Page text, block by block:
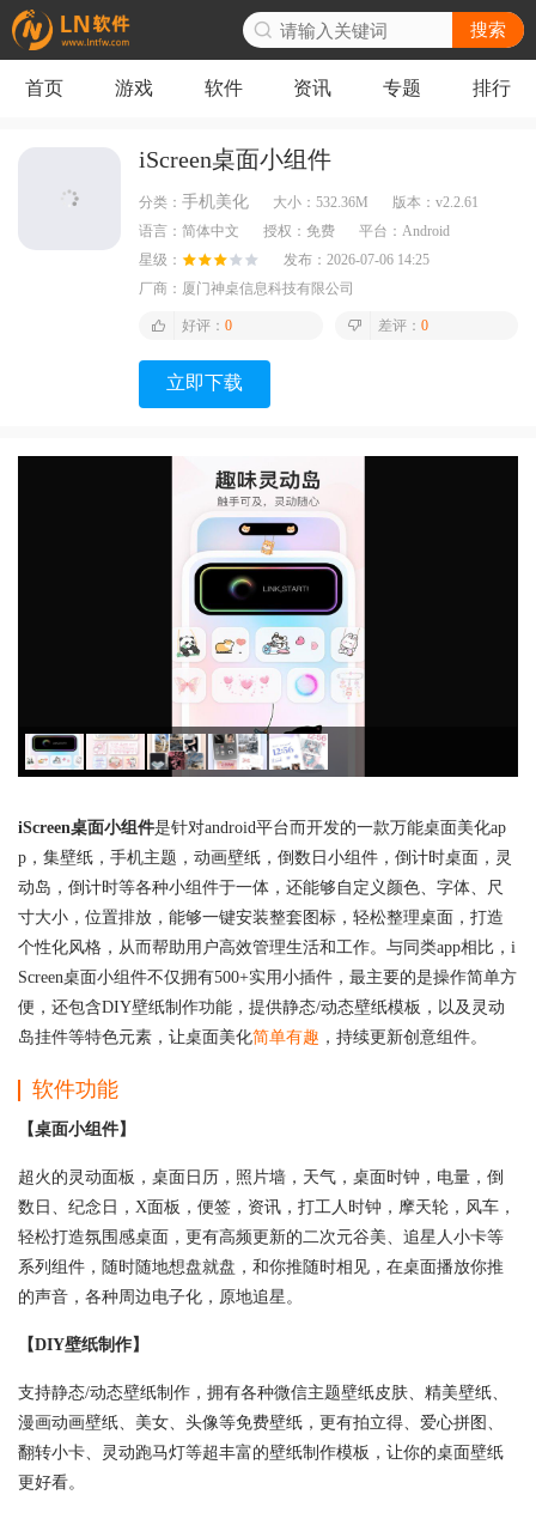
搜索
首页 游戏 软件 资讯 专题 排行
iScreen桌面小组件
分类： 手机美化 大小： 532.36M 版本： v2.2.61
语言： 简体中文 授权： 免费 平台： Android
星级：
发布： 2026-07-06 14:25
厂商： 厦门神桌信息科技有限公司
好评： 0 差评： 0
立即下载
iScreen桌面小组件是针对android平台而开发的一款万能桌面美化ap
p，集壁纸，手机主题，动画壁纸，倒数日小组件，倒计时桌面，灵
动岛，倒计时等各种小组件于一体，还能够自定义颜色、字体、尺
寸大小，位置排放，能够一键安装整套图标，轻松整理桌面，打造
个性化风格，从而帮助用户高效管理生活和工作。与同类app相比，i
Screen桌面小组件不仅拥有500+实用小插件，最主要的是操作简单方
便，还包含DIY壁纸制作功能，提供静态/动态壁纸模板，以及灵动
岛挂件等特色元素，让桌面美化简单有趣 ，持续更新创意组件。
软件功能
【桌面小组件】
超火的灵动面板，桌面日历，照片墙，天气，桌面时钟，电量，倒
数日、纪念日，X面板，便签，资讯，打工人时钟，摩天轮，风车，
轻松打造氛围感桌面，更有高频更新的二次元谷美、追星人小卡等
系列组件，随时随地想盘就盘，和你推随时相见，在桌面播放你推
的声音，各种周边电子化，原地追星。
【DIY壁纸制作】
支持静态/动态壁纸制作，拥有各种微信主题壁纸皮肤、精美壁纸、
漫画动画壁纸、美女、头像等免费壁纸，更有拍立得、爱心拼图、
翻转小卡、灵动跑马灯等超丰富的壁纸制作模板，让你的桌面壁纸
更好看。